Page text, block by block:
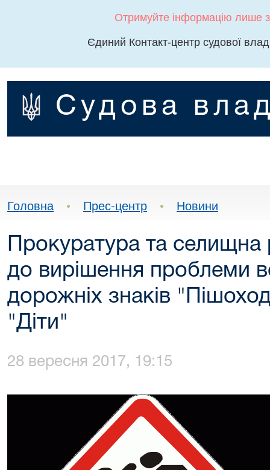
Отримуйте інформацію лише
Єдиний Контакт-центр судової
Судова
Головна • Прес-центр • Новини
Прокуратура та
до вирішення проблеми
дорожніх знаків
"Діти"
28 вересня 2017, 19:15